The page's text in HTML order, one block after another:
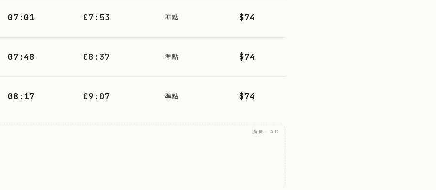
07:01 07:53 準點 $74
07:48 08:37 準點 $74
08:17 09:07 準點 $74
廣告 · AD